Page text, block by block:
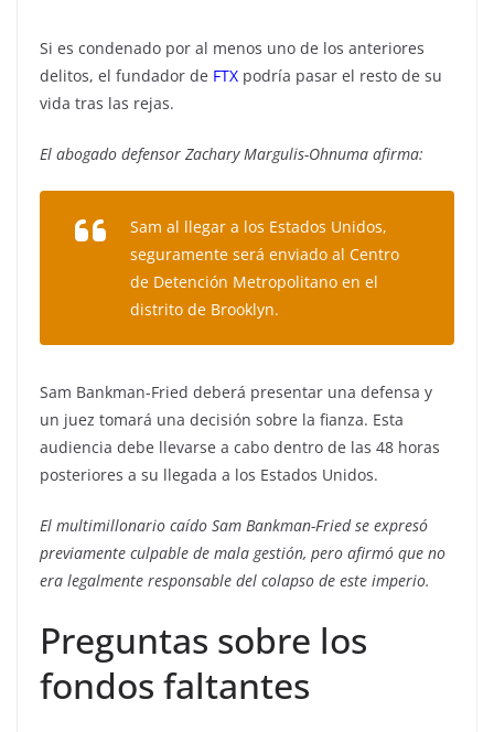
Si es condenado por al menos uno de los anteriores
delitos, el fundador de FTX podría pasar el resto de su
vida tras las rejas.
El abogado defensor Zachary Margulis-Ohnuma afirma:
Sam al llegar a los Estados Unidos,
seguramente será enviado al Centro
de Detención Metropolitano en el
distrito de Brooklyn.
Sam Bankman-Fried deberá presentar una defensa y
un juez tomará una decisión sobre la fianza. Esta
audiencia debe llevarse a cabo dentro de las 48 horas
posteriores a su llegada a los Estados Unidos.
El multimillonario caído Sam Bankman-Fried se expresó
previamente culpable de mala gestión, pero afirmó que no
era legalmente responsable del colapso de este imperio.
Preguntas sobre los
fondos faltantes